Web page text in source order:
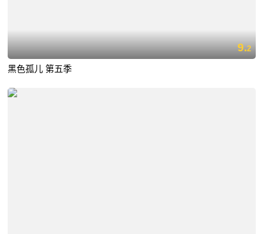
9.2
黑色孤儿 第五季